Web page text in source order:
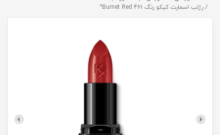
رژلب اسمارت کیکو رنگ 461 Burnet Red^